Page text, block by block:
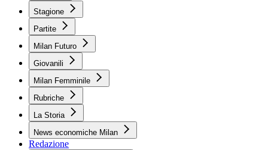
Stagione
Partite
Milan Futuro
Giovanili
Milan Femminile
Rubriche
La Storia
News economiche Milan
Redazione